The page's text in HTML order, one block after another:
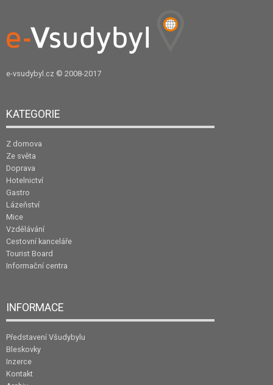
e-vsudybyl.cz © 2008-2017
KATEGORIE
Z domova
Ze světa
Doprava
Hotelnictví
Gastro
Lázeňství
Mice
Vzdělávání
Cestovní kanceláře
Tourist Board
Informační centra
INFORMACE
Představení Všudybylu
Bleskovky
Inzerce
Kontakt